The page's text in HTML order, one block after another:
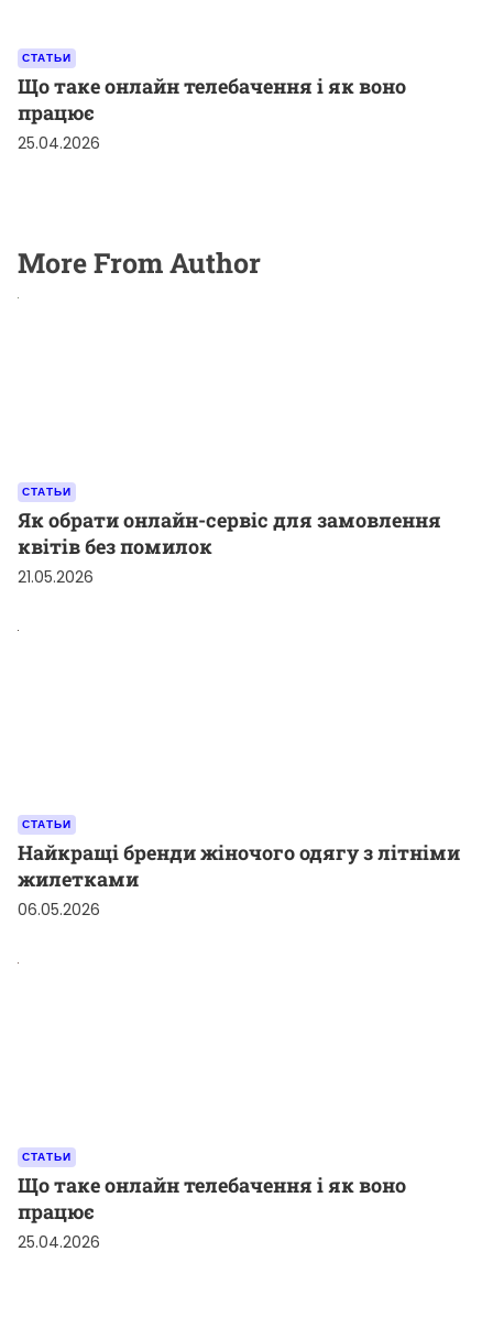
СТАТЬИ
Що таке онлайн телебачення і як воно
працює
25.04.2026
More From Author
СТАТЬИ
Як обрати онлайн-сервіс для замовлення
квітів без помилок
21.05.2026
СТАТЬИ
Найкращі бренди жіночого одягу з літніми
жилетками
06.05.2026
СТАТЬИ
Що таке онлайн телебачення і як воно
працює
25.04.2026